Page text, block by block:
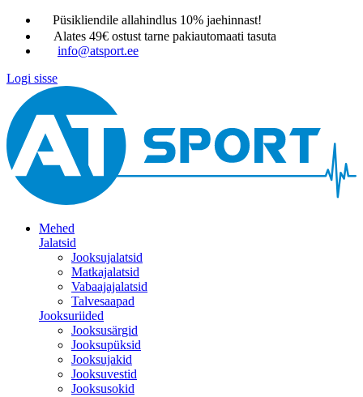
Püsikliendile allahindlus 10% jaehinnast!
Alates 49€ ostust tarne pakiautomaati tasuta
info@atsport.ee
Logi sisse
Mehed
Jalatsid
Jooksujalatsid
Matkajalatsid
Vabaajajalatsid
Talvesaapad
Jooksuriided
Jooksusärgid
Jooksupüksid
Jooksujakid
Jooksuvestid
Jooksusokid